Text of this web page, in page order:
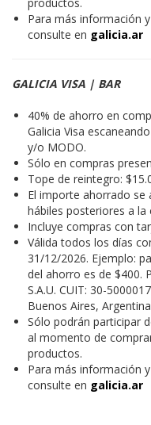
Para más información
consulte en galicia.ar
GALICIA VISA | BAR
40% de ahorro en
Galicia Visa
y/o MODO.
Sólo en compras
Tope de reintegro:
El importe ahorrado se
hábiles posteriores a
Incluye compras con
Válida todos los días
31/12/2026. Ejemplo:
del ahorro es de $400.
S.A.U. CUIT: 30-
Buenos Aires,
Sólo podrán participar
al momento de
productos.
Para más información
consulte en galicia.ar